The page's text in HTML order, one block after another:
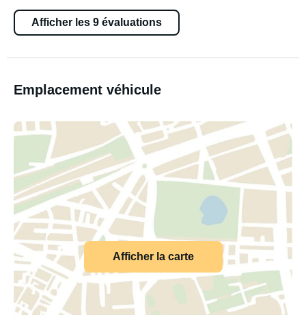
Afficher les 9 évaluations
Emplacement véhicule
Afficher la carte